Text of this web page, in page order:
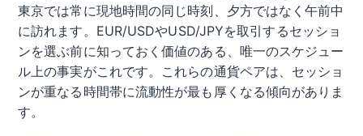
東京では常に現地時間の同じ時刻、夕方ではなく午前中
に訪れます。EUR/USDやUSD/JPYを取引するセッショ
ンを選ぶ前に知っておく価値のある、唯一のスケジュー
ル上の事実がこれです。これらの通貨ペアは、セッショ
ンが重なる時間帯に流動性が最も厚くなる傾向がありま
す。